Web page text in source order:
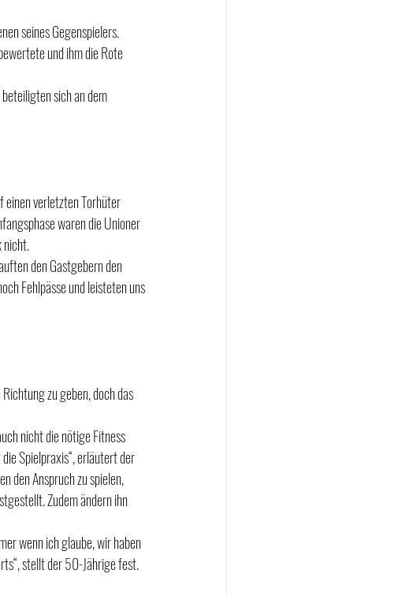
seines Gegenspielers.
und ihm die Rote
sich an dem
einen verletzten Torhüter
waren die Unioner
nicht.
den Gastgebern den
Fehlpässe und leisteten uns
zu geben, doch das
nicht die nötige Fitness
Spielpraxis“, erläutert der
den Anspruch zu spielen,
Zudem ändern ihn
wenn ich glaube, wir haben
stellt der 50-Jährige fest.